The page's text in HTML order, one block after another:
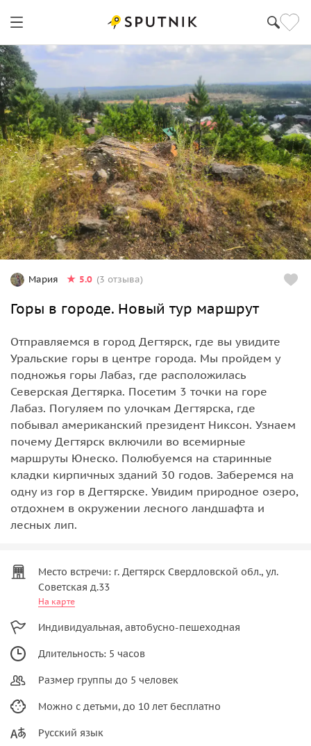
Мария 5.0 (3 отзыва)
Горы в городе. Новый тур маршрут
Отправляемся в город Дегтярск, где вы увидите
Уральские горы в центре города. Мы пройдем у
подножья горы Лабаз, где расположилась
Северская Дегтярка. Посетим 3 точки на горе
Лабаз. Погуляем по улочкам Дегтярска, где
побывал американский президент Никсон. Узнаем
почему Дегтярск включили во всемирные
маршруты Юнеско. Полюбуемся на старинные
кладки кирпичных зданий 30 годов. Заберемся на
одну из гор в Дегтярске. Увидим природное озеро,
отдохнем в окружении лесного ландшафта и
лесных лип.
Место встречи: г. Дегтярск Свердловской обл., ул.
Советская д.33
На карте
Индивидуальная, автобусно-пешеходная
Длительность: 5 часов
Размер группы до 5 человек
Можно с детьми, до 10 лет бесплатно
Русский язык